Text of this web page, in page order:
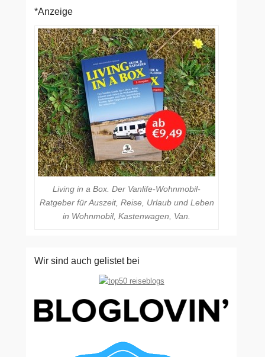
*Anzeige
Living in a Box. Der Vanlife-Wohnmobil-
Ratgeber für Auszeit, Reise, Urlaub und Leben
in Wohnmobil, Kastenwagen, Van.
Wir sind auch gelistet bei